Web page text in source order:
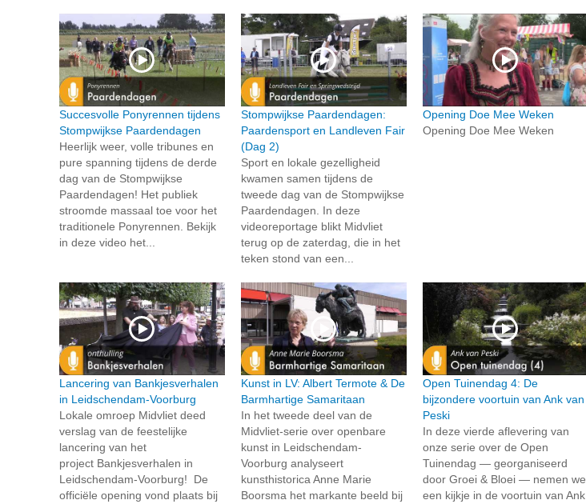
Succesvolle Ponyrennen tijdens
Stompwijkse Paardendagen
Heerlijk weer, volle tribunes en
pure spanning tijdens de derde
dag van de Stompwijkse
Paardendagen! Het publiek
stroomde massaal toe voor het
traditionele Ponyrennen. Bekijk
in deze video het...
Stompwijkse Paardendagen:
Paardensport en Landleven Fair
(Dag 2)
Sport en lokale gezelligheid
kwamen samen tijdens de
tweede dag van de Stompwijkse
Paardendagen. In deze
videoreportage blikt Midvliet
terug op de zaterdag, die in het
teken stond van een...
Opening Doe Mee Weken
Opening Doe Mee Weken
Lancering van Bankjesverhalen
in Leidschendam-Voorburg
Lokale omroep Midvliet deed
verslag van de feestelijke
lancering van het
project Bankjesverhalen in
Leidschendam-Voorburg! De
officiële opening vond plaats bij
Kunst in LV: Albert Termote & De
Barmhartige Samaritaan
In het tweede deel van de
Midvliet-serie over openbare
kunst in Leidschendam-
Voorburg analyseert
kunsthistorica Anne Marie
Boorsma het markante beeld bij
Open Tuinendag 4: De
bijzondere voortuin van Ank van
Peski
In deze vierde aflevering van
onze serie over de Open
Tuinendag — georganiseerd
door Groei & Bloei — nemen we
een kijkje in de voortuin van Ank